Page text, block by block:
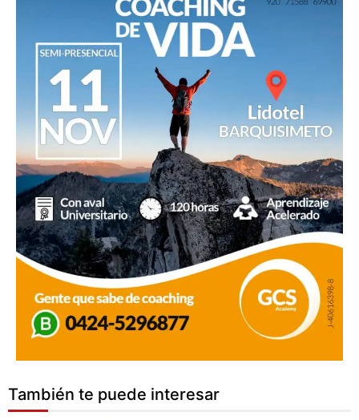
También te puede interesar